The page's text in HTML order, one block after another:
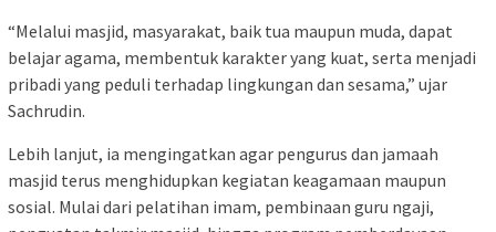
“Melalui masjid, masyarakat, baik tua maupun muda, dapat
belajar agama, membentuk karakter yang kuat, serta menjadi
pribadi yang peduli terhadap lingkungan dan sesama,” ujar
Sachrudin.
Lebih lanjut, ia mengingatkan agar pengurus dan jamaah
masjid terus menghidupkan kegiatan keagamaan maupun
sosial. Mulai dari pelatihan imam, pembinaan guru ngaji,